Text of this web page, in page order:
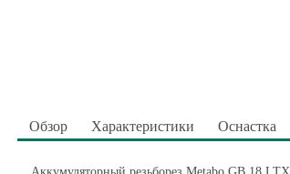
Обзор Характеристики Оснастка